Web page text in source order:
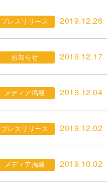
プレスリリース 2019.12.26
お知らせ 2019.12.17
メディア掲載 2019.12.04
プレスリリース 2019.12.02
メディア掲載 2019.10.02